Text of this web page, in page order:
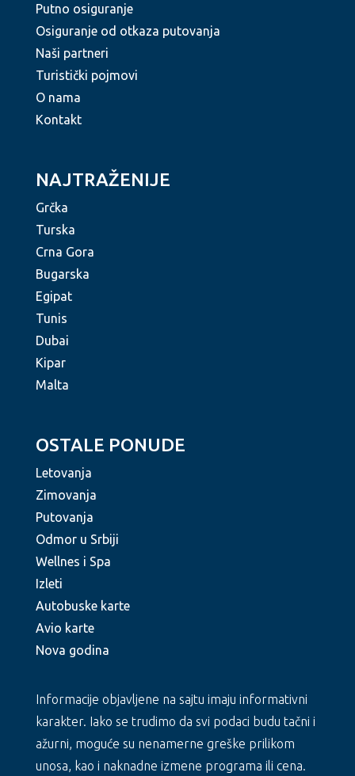
Putno osiguranje
Osiguranje od otkaza putovanja
Naši partneri
Turistički pojmovi
O nama
Kontakt
NAJTRAŽENIJE
Grčka
Turska
Crna Gora
Bugarska
Egipat
Tunis
Dubai
Kipar
Malta
OSTALE PONUDE
Letovanja
Zimovanja
Putovanja
Odmor u Srbiji
Wellnes i Spa
Izleti
Autobuske karte
Avio karte
Nova godina
Informacije objavljene na sajtu imaju informativni
karakter. Iako se trudimo da svi podaci budu tačni i
ažurni, moguće su nenamerne greške prilikom
unosa, kao i naknadne izmene programa ili cena.